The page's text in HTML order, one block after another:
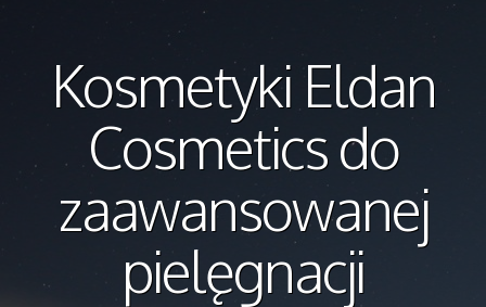
Kosmetyki Eldan
Cosmetics do
zaawansowanej
pielęgnacji